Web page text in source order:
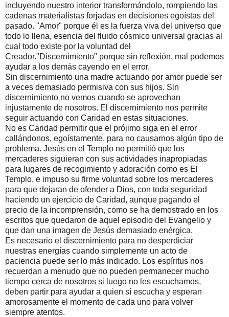
incluyendo nuestro interior transformándolo, rompiendo las
cadenas materialistas forjadas en decisiones egoístas del
pasado. "Amor" porque él es la fuerza viva del universo que
todo lo llena, esencia del fluido cósmico universal gracias al
cual todo existe por la voluntad del
Creador."Discernimiento" porque sin reflexión, mal podemos
ayudar a los demás cayendo en el error.
Sin discernimiento una madre actuando por amor puede ser
a veces demasiado permisiva con sus hijos. Sin
discernimiento no vemos cuando se aprovechan
injustamente de nosotros. El discernimiento nos permite
seguir actuando con Caridad en estas situaciones.
No es Caridad permitir que el prójimo siga en el error
callándonos, egoístamente, para no causarnos algún tipo de
problema. Jesús en el Templo no permitió que los
mercaderes siguieran con sus actividades inapropiadas
para lugares de recogimiento y adoración como es El
Templo, e impuso su firme voluntad sobre los mercaderes
para que dejaran de ofender a Dios, con toda seguridad
haciendo un ejercicio de Caridad, aunque pagando el
precio de la incomprensión, como se ha demostrado en los
escritos que quedaron de aquel episodio del Evangelio y
que dan una imagen de Jesús demasiado enérgica.
Es necesario el discernimiento para no desperdiciar
nuestras energías cuando simplemente un acto de
paciencia puede ser lo más indicado. Los espíritus nos
recuerdan a menudo que no pueden permanecer mucho
tiempo cerca de nosotros si luego no les escuchamos,
deben partir para ayudar a quien sí escucha y esperan
amorosamente el momento de cada uno para volver
siempre atentos.